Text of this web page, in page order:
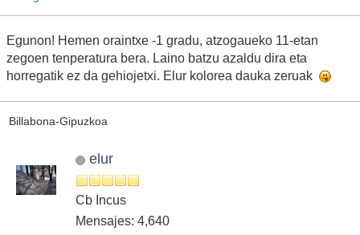
Egunon! Hemen oraintxe -1 gradu, atzogaueko 11-etan
zegoen tenperatura bera. Laino batzu azaldu dira eta
horregatik ez da gehiojetxi. Elur kolorea dauka zeruak
Billabona-Gipuzkoa
elur
Cb Incus
Mensajes: 4,640